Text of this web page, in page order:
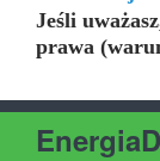
Jeśli
prawa